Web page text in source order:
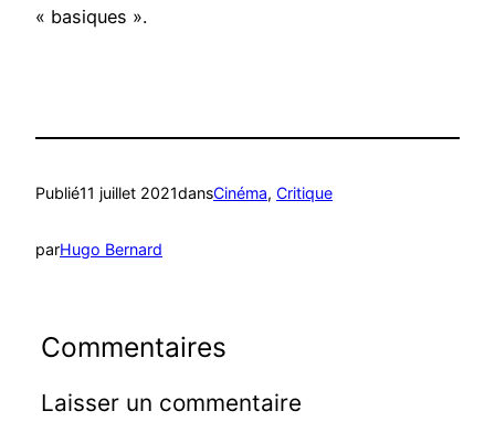
« basiques ».
Publié11 juillet 2021dansCinéma, Critique
parHugo Bernard
Commentaires
Laisser un commentaire